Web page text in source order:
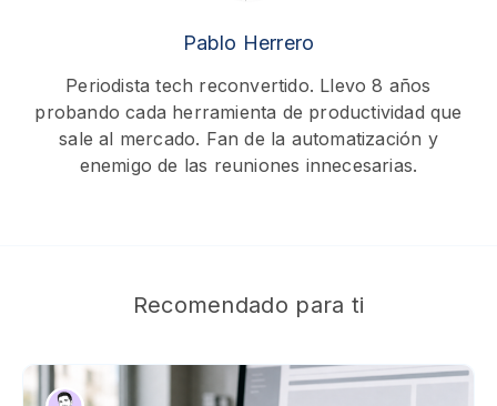
Pablo Herrero
Periodista tech reconvertido. Llevo 8 años
probando cada herramienta de productividad que
sale al mercado. Fan de la automatización y
enemigo de las reuniones innecesarias.
Recomendado para ti